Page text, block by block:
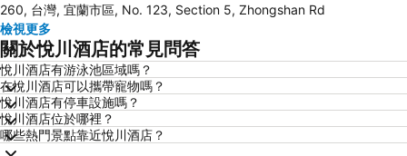
宜蘭烏石港
拉拉山
烏來溫泉
景美捷運站
礁溪車站
捷運圓山站
羅東車站
師大夜市
捷運中山站
松山機場
260, 台灣, 宜蘭市區, No. 123, Section 5, Zhongshan Rd
檢視更多
關於悅川酒店的常見問答
悅川酒店有游泳池區域嗎？
在悅川酒店可以攜帶寵物嗎？
悅川酒店有停車設施嗎？
悅川酒店位於哪裡？
哪些熱門景點靠近悅川酒店？